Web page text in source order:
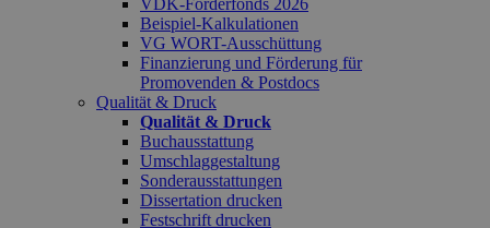
VDK-Förderfonds 2026
Beispiel-Kalkulationen
VG WORT-Ausschüttung
Finanzierung und Förderung für
Promovenden & Postdocs
Qualität & Druck
Qualität & Druck
Buchausstattung
Umschlaggestaltung
Sonderausstattungen
Dissertation drucken
Festschrift drucken